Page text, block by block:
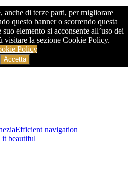
anche di terze parti, per migliorare
questo banner o scorrendo questa
elemento si acconsente all’uso dei
visitare la sezione Cookie Policy.
Policy
Accetta
Efficient navigation
it beautiful